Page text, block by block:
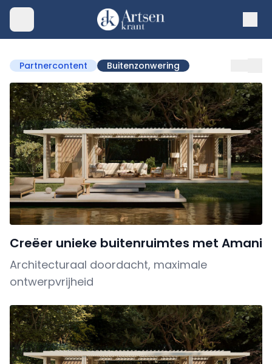
Partnercontent Buitenzonwering
Creëer unieke buitenruimtes met Amani
Architecturaal doordacht, maximale
ontwerpvrijheid